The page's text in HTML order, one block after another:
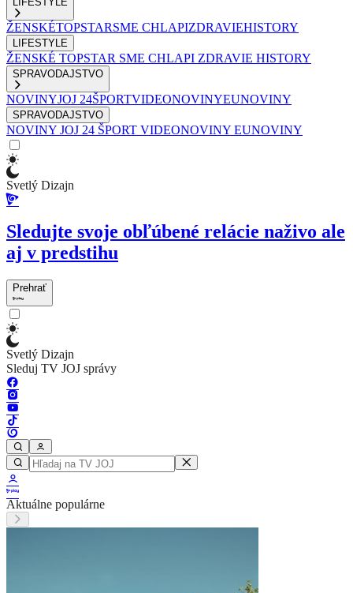
ŽENSKÉTOPSTARSME CHLAPIZDRAVIEHISTORY
LIFESTYLE
ŽENSKÉ TOPSTAR SME CHLAPI ZDRAVIE HISTORY
SPRAVODAJSTVO
NOVINYJOJ 24ŠPORTVIDEONOVINYEUNOVINY
SPRAVODAJSTVO
NOVINY JOJ 24 ŠPORT VIDEONOVINY EUNOVINY
Svetlý Dizajn
Sledujte svoje obľúbené relácie naživo ale
aj v predstihu
Prehrať
Svetlý Dizajn
Sleduj TV JOJ správy
Aktuálne populárne